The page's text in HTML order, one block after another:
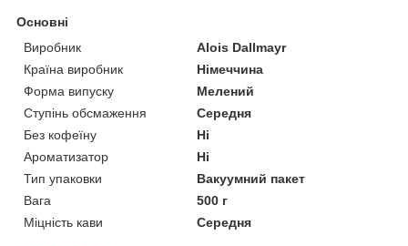
Основні
Виробник
Alois Dallmayr
Країна виробник
Німеччина
Форма випуску
Мелений
Ступінь обсмаження
Середня
Без кофеїну
Ні
Ароматизатор
Ні
Тип упаковки
Вакуумний пакет
Вага
500 г
Міцність кави
Середня